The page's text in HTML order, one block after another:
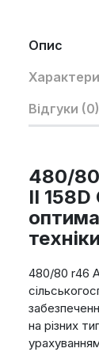
Опис
Відгуки (0)
480/
II 158D
техніки
480/80 r46
на різних